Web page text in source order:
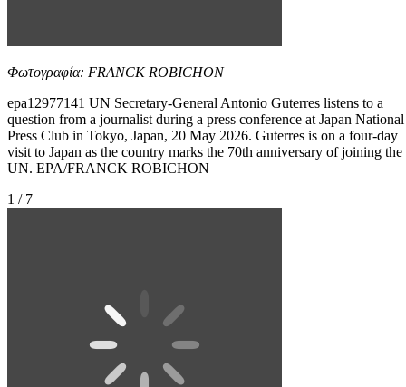
Φωτογραφία: FRANCK ROBICHON
epa12977141 UN Secretary-General Antonio Guterres listens to a
question from a journalist during a press conference at Japan National
Press Club in Tokyo, Japan, 20 May 2026. Guterres is on a four-day
visit to Japan as the country marks the 70th anniversary of joining the
UN. EPA/FRANCK ROBICHON
1 / 7